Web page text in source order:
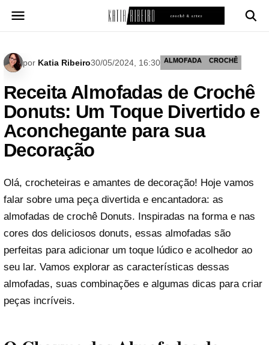
para
por Katia Ribeiro30/05/2024, 16:30 ALMOFADA CROCHÊ
Receita Almofadas de Crochê
Donuts: Um Toque Divertido e
Aconchegante para sua
Decoração
Olá, crocheteiras e amantes de decoração! Hoje vamos
falar sobre uma peça divertida e encantadora: as
almofadas de crochê Donuts. Inspiradas na forma e nas
cores dos deliciosos donuts, essas almofadas são
perfeitas para adicionar um toque lúdico e acolhedor ao
seu lar. Vamos explorar as características dessas
almofadas, suas combinações e algumas dicas para criar
peças incríveis.